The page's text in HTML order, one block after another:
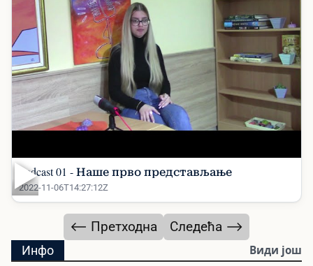
▶
Podcast 01 - Наше прво представљање
2022-11-06T14:27:12Z
⟵ Претходна Следећа ⟶
Инфо Види још